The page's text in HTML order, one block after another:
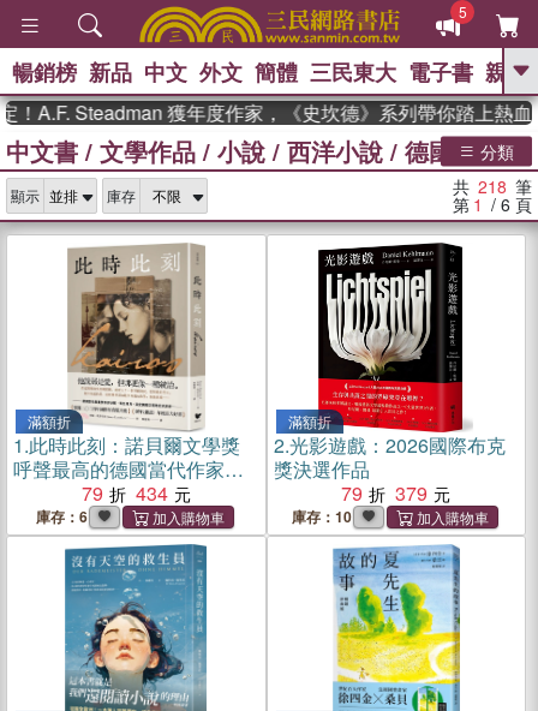
5
GO
熱搜： 東野圭吾 、 高希均教授回憶錄
、 The Odyssey 、 父親節 、 花開錦
台灣的
李登輝時代 、 數學女孩：黎曼猜想
偉大的迷走神經 、 如果歷史是一
臺灣漫遊錄
暢銷榜 新品 中文 外文 簡體 三民東大 電子書 親子
獲年度作家，《史坎德》系列帶你踏上熱血奇幻旅
中文書 / 文學作品 / 小說 / 西洋小說 / 德國小說
分類
顯示 庫存 共 218 筆
第 1 / 6 頁
滿額折
1.此時此刻：諾貝爾文學獎
呼聲最高的德國當代作家，
奠定國際文壇地位代表作！
（榮獲2024年國際布克獎大
獎，《時代雜誌》年度百大
79 434
庫存：6
滿額折
2.光影遊戲：2026國際布克
獎決選作品
79
379
庫存：10